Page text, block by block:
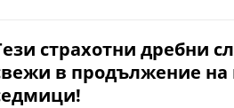
страхотни дребни
в продължение на